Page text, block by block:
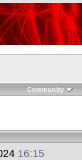
Community
16:15